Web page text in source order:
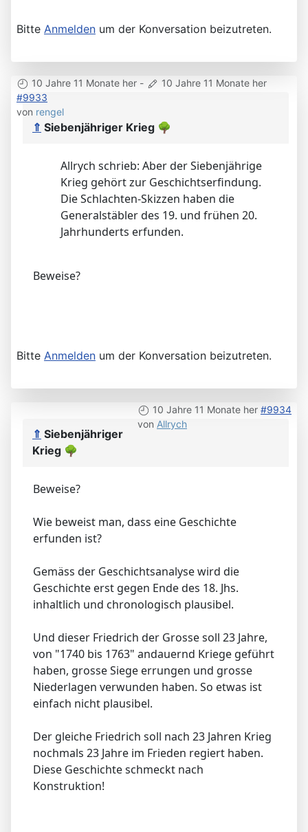
Bitte Anmelden um der Konversation beizutreten.
10 Jahre 11 Monate her -
10 Jahre 11 Monate her
#9933
von rengel
⇑ Siebenjähriger Krieg 🌳
Allrych schrieb: Aber der Siebenjährige
Krieg gehört zur Geschichtserfindung.
Die Schlachten-Skizzen haben die
Generalstäbler des 19. und frühen 20.
Jahrhunderts erfunden.
Beweise?
Bitte Anmelden um der Konversation beizutreten.
10 Jahre 11 Monate her #9934
von Allrych
⇑ Siebenjähriger
Krieg 🌳
Beweise?
Wie beweist man, dass eine Geschichte
erfunden ist?
Gemäss der Geschichtsanalyse wird die
Geschichte erst gegen Ende des 18. Jhs.
inhaltlich und chronologisch plausibel.
Und dieser Friedrich der Grosse soll 23 Jahre,
von "1740 bis 1763" andauernd Kriege geführt
haben, grosse Siege errungen und grosse
Niederlagen verwunden haben. So etwas ist
einfach nicht plausibel.
Der gleiche Friedrich soll nach 23 Jahren Krieg
nochmals 23 Jahre im Frieden regiert haben.
Diese Geschichte schmeckt nach
Konstruktion!